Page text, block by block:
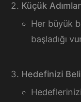
Küçük
Her büyük
başladığı
Hedefinizi